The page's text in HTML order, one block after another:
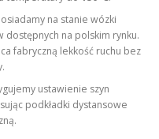
na stanie wózki
na polskim rynku.
fabryczną lekkość ruchu bez
ustawienie szyn
podkładki dystansowe